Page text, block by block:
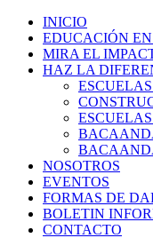
INICIO
EDUCACIÓN
MIRA EL
HAZ LA
NOSOTROS
EVENTOS
FORMAS DE
BOLETIN
CONTACTO